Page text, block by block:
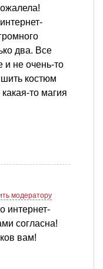
два. Все
и не очень-то
костюм
то магия
модератору
интернет-
согласна!
вам!